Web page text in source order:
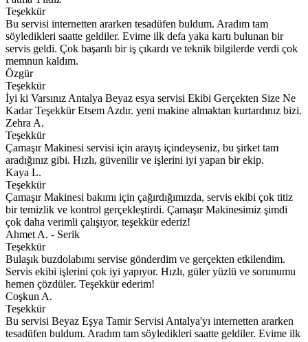
Teşekkür
Bu servisi internetten ararken tesadüfen buldum. Aradım tam
söyledikleri saatte geldiler. Evime ilk defa yaka kartı bulunan bir
servis geldi. Çok başarılı bir iş çıkardı ve teknik bilgilerde verdi çok
memnun kaldım.
Özgür
Teşekkür
İyi ki Varsınız Antalya Beyaz esya servisi Ekibi Gerçekten Size Ne
Kadar Teşekkür Etsem Azdır. yeni makine almaktan kurtardınız bizi.
Zehra A.
Teşekkür
Çamaşır Makinesi servisi için arayış içindeyseniz, bu şirket tam
aradığınız gibi. Hızlı, güvenilir ve işlerini iyi yapan bir ekip.
Kaya L.
Teşekkür
Çamaşır Makinesi bakımı için çağırdığımızda, servis ekibi çok titiz
bir temizlik ve kontrol gerçekleştirdi. Çamaşır Makinesimiz şimdi
çok daha verimli çalışıyor, teşekkür ederiz!
Ahmet A. - Serik
Teşekkür
Bulaşık buzdolabımı servise gönderdim ve gerçekten etkilendim.
Servis ekibi işlerini çok iyi yapıyor. Hızlı, güler yüzlü ve sorunumu
hemen çözdüler. Teşekkür ederim!
Coşkun A.
Teşekkür
Bu servisi Beyaz Eşya Tamir Servisi Antalya'yı internetten ararken
tesadüfen buldum. Aradım tam söyledikleri saatte geldiler. Evime ilk